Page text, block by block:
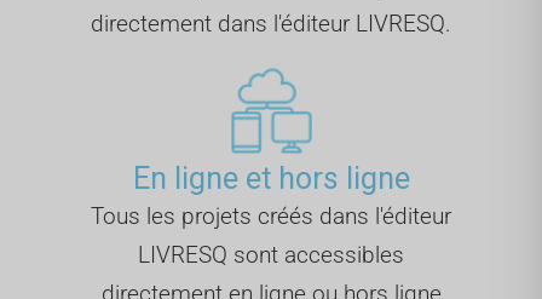
directement dans l'éditeur LIVRESQ.
En ligne et hors ligne
Tous les projets créés dans l'éditeur
LIVRESQ sont accessibles